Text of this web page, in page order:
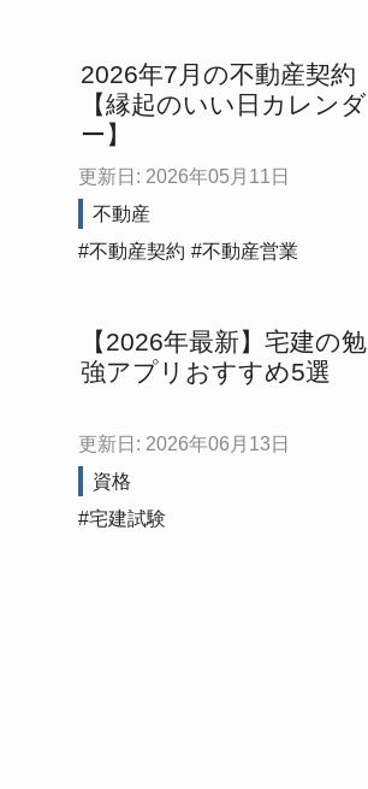
2026年7月の不動産契約
【縁起のいい日カレンダ
ー】
更新日: 2026年05月11日
不動産
不動産契約
不動産営業
【2026年最新】宅建の勉
強アプリおすすめ5選
更新日: 2026年06月13日
資格
宅建試験